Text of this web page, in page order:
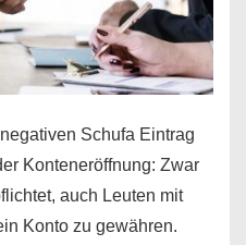
Schufa Eintrag
Konteneröffnung: Zwar
auch Leuten mit
Konto zu gewähren.